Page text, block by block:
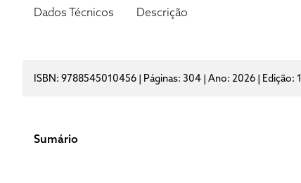
Dados Técnicos Descrição
ISBN: 9788545010456 | Páginas: 304 | Ano: 2026 | Edição: 1
Sumário